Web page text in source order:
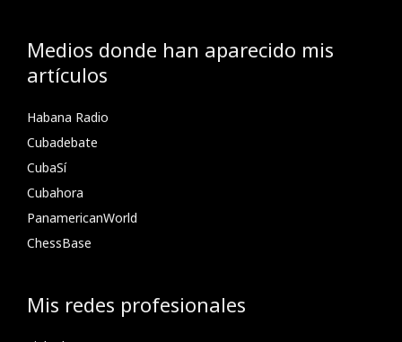
Medios donde han aparecido mis
artículos
Habana Radio
Cubadebate
CubaSí
Cubahora
PanamericanWorld
ChessBase
Mis redes profesionales